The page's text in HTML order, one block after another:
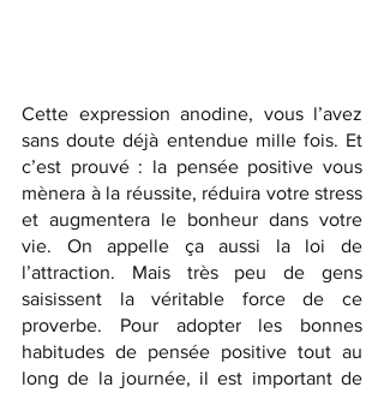
Cette expression anodine, vous l’avez
sans doute déjà entendue mille fois. Et
c’est prouvé : la pensée positive vous
mènera à la réussite, réduira votre stress
et augmentera le bonheur dans votre
vie. On appelle ça aussi la loi de
l’attraction. Mais très peu de gens
saisissent la véritable force de ce
proverbe. Pour adopter les bonnes
habitudes de pensée positive tout au
long de la journée, il est important de